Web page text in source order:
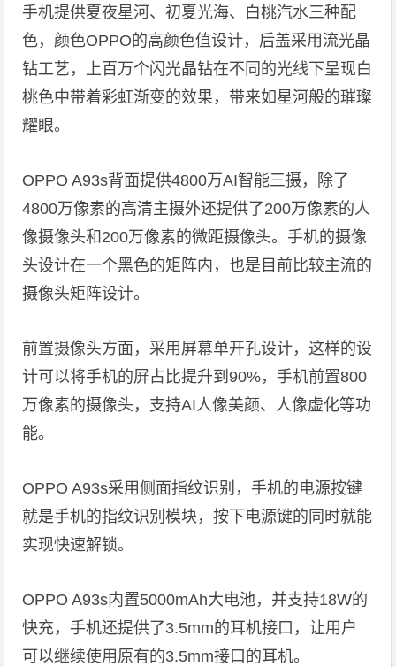
手机提供夏夜星河、初夏光海、白桃汽水三种配
色，颜色OPPO的高颜色值设计，后盖采用流光晶
钻工艺，上百万个闪光晶钻在不同的光线下呈现白
桃色中带着彩虹渐变的效果，带来如星河般的璀璨
耀眼。
OPPO A93s背面提供4800万AI智能三摄，除了
4800万像素的高清主摄外还提供了200万像素的人
像摄像头和200万像素的微距摄像头。手机的摄像
头设计在一个黑色的矩阵内，也是目前比较主流的
摄像头矩阵设计。
前置摄像头方面，采用屏幕单开孔设计，这样的设
计可以将手机的屏占比提升到90%，手机前置800
万像素的摄像头，支持AI人像美颜、人像虚化等功
能。
OPPO A93s采用侧面指纹识别，手机的电源按键
就是手机的指纹识别模块，按下电源键的同时就能
实现快速解锁。
OPPO A93s内置5000mAh大电池，并支持18W的
快充，手机还提供了3.5mm的耳机接口，让用户
可以继续使用原有的3.5mm接口的耳机。